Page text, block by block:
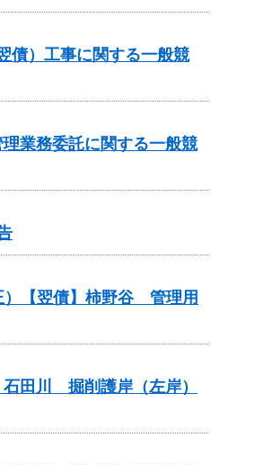
債）工事に関する一般競
業務委託に関する一般競
）【翌債】柿野谷 管理用
田川 掘削護岸（左岸）